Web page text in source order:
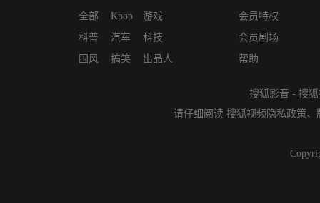
全部
科普
国风
Kpop
汽车
搞笑
游戏
科技
出品人
会员特权
会员剧场
帮助
搜狐影音 - 搜
请仔细阅读 搜狐视频隐私政策、